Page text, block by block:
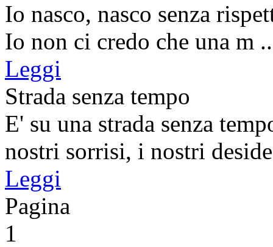
Io nasco, nasco senza
Io non ci credo che una m
Leggi
Strada senza tempo
E' su una strada senza
nostri sorrisi, i nostri
Leggi
Pagina
1